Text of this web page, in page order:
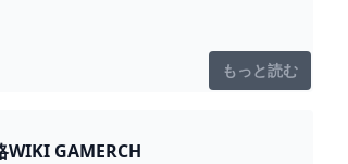
もっと読む
【ティアキン】桜の木の場所一覧とサトリの出し方【ティアーズオブザキングダム】 - ティアキン攻略WIKI GAMERCH